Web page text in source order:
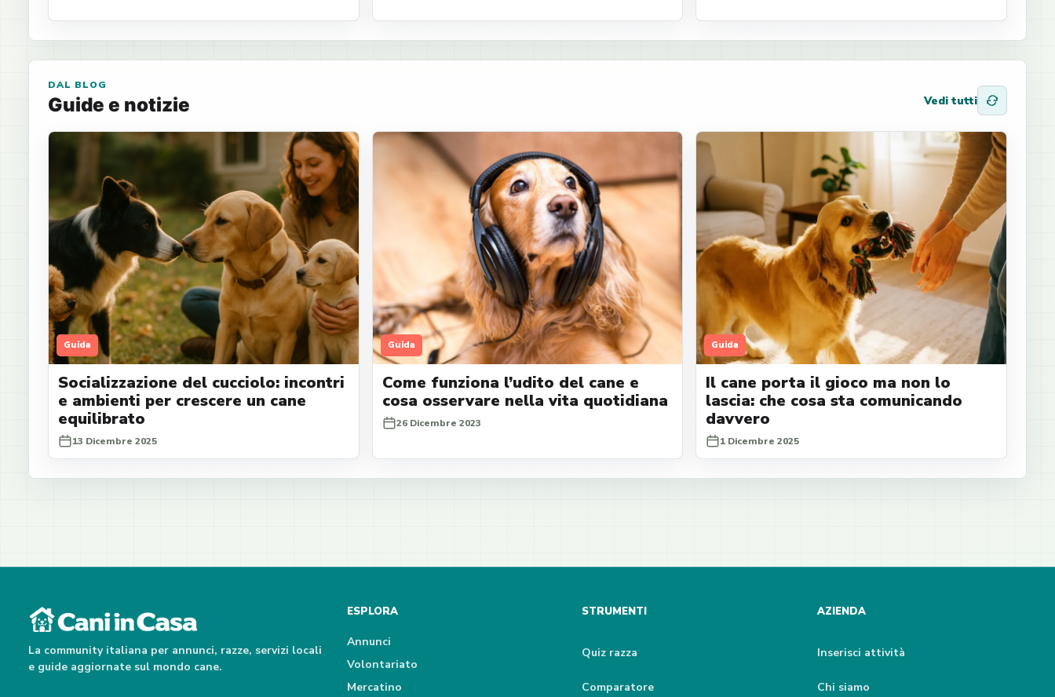
DAL BLOG
Guide e notizie Vedi tutti
Guida
Socializzazione del cucciolo: incontri
e ambienti per crescere un cane
equilibrato
13 Dicembre 2025
Guida
Come funziona l’udito del cane e
cosa osservare nella vita quotidiana
26 Dicembre 2023
Guida
Il cane porta il gioco ma non lo
lascia: che cosa sta comunicando
davvero
1 Dicembre 2025
La community italiana per annunci, razze, servizi locali
e guide aggiornate sul mondo cane.
ESPLORA
Annunci
Volontariato
Mercatino
STRUMENTI
Quiz razza
Comparatore
AZIENDA
Inserisci attività
Chi siamo